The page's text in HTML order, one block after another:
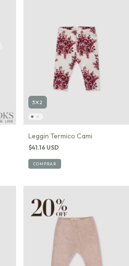
3X2
Leggin Termico Cami
$41.16 USD
COMPRAR